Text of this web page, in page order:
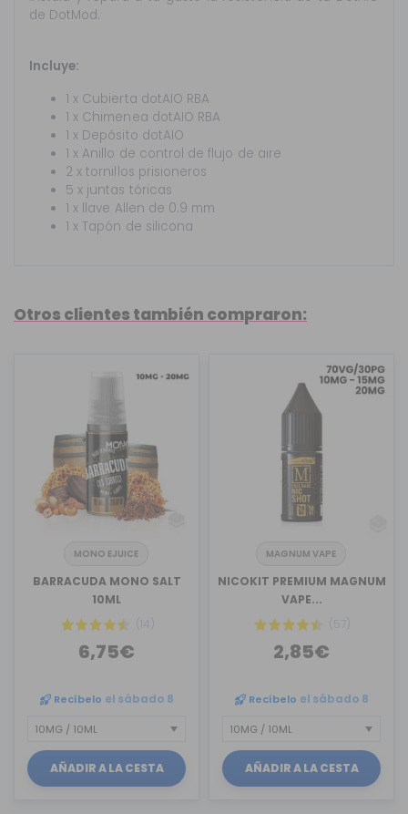
de DotMod.
Incluye:
1 x Cubierta dotAIO RBA
1 x Chimenea dotAIO RBA
1 x Depósito dotAIO
1 x Anillo de control de flujo de aire
2 x tornillos prisioneros
5 x juntas tóricas
1 x llave Allen de 0.9 mm
1 x Tapón de silicona
Otros clientes también compraron:
MONO EJUICE
BARRACUDA MONO SALT
10ML
(14)
6,75€
Recíbelo el sábado 8
AÑADIR A LA CESTA
MAGNUM VAPE
NICOKIT PREMIUM MAGNUM
VAPE...
(57)
2,85€
Recíbelo el sábado 8
AÑADIR A LA CESTA